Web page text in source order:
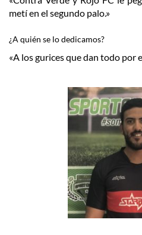
metí en el segundo palo.»
¿A quién se lo dedicamos?
«A los gurices que dan todo por